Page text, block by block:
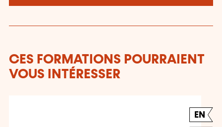
CES FORMATIONS POURRAIENT
VOUS INTÉRESSER
EN